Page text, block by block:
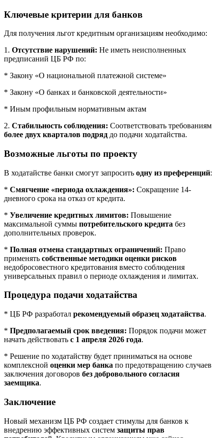
Ключевые критерии для банков
Для получения льгот кредитным организациям необходимо:
1. Отсутствие нарушений: Не иметь неисполненных
предписаний ЦБ РФ по:
* Закону «О национальной платежной системе»
* Закону «О банках и банковской деятельности»
* Иным профильным нормативным актам
2. Стабильность соблюдения: Соответствовать требованиям
более двух кварталов подряд до подачи ходатайства.
Возможные льготы по проекту
В ходатайстве банки смогут запросить одну из преференций:
* Смягчение «периода охлаждения»: Сокращение 14-
дневного срока на отказ от кредита.
* Увеличение кредитных лимитов: Повышение
максимальной суммы потребительского кредита без
дополнительных проверок.
* Полная отмена стандартных ограничений: Право
применять собственные методики оценки рисков
недобросовестного кредитования вместо соблюдения
универсальных правил о периоде охлаждения и лимитах.
Процедура подачи ходатайства
* ЦБ РФ разработал рекомендуемый образец ходатайства.
* Предполагаемый срок введения: Порядок подачи может
начать действовать с 1 апреля 2026 года.
* Решение по ходатайству будет приниматься на основе
комплексной оценки мер банка по предотвращению случаев
заключения договоров без добровольного согласия
заемщика.
Заключение
Новый механизм ЦБ РФ создает стимулы для банков к
внедрению эффективных систем защиты прав